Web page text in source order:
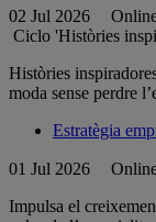
02 Jul 2026
Ciclo 'Històries
Històries
moda sense perdre
Estratègia
01 Jul 2026
Impulsa el